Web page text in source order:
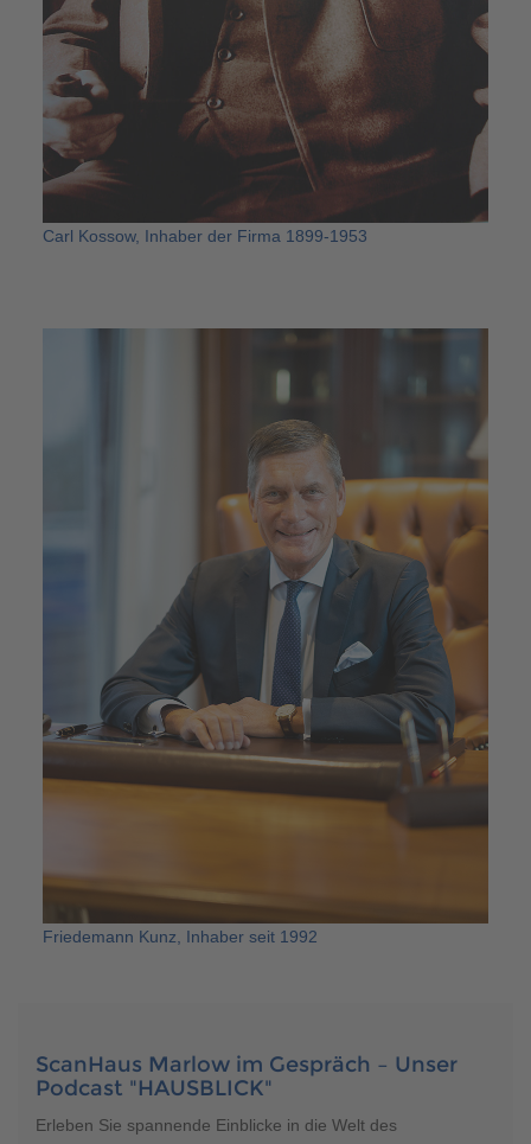
Carl Kossow, Inhaber der Firma 1899-1953
Friedemann Kunz, Inhaber seit 1992
ScanHaus Marlow im Gespräch – Unser
Podcast "HAUSBLICK"
Erleben Sie spannende Einblicke in die Welt des